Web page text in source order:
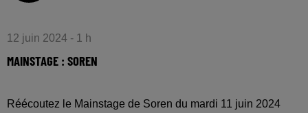
12 juin 2024 - 1 h
MAINSTAGE : SOREN
Réécoutez le Mainstage de Soren du mardi 11 juin 2024